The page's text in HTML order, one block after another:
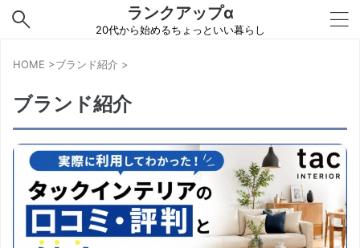
ランクアップα
20代から始めるちょっといい暮らし
HOME >ブランド紹介 >
ブランド紹介